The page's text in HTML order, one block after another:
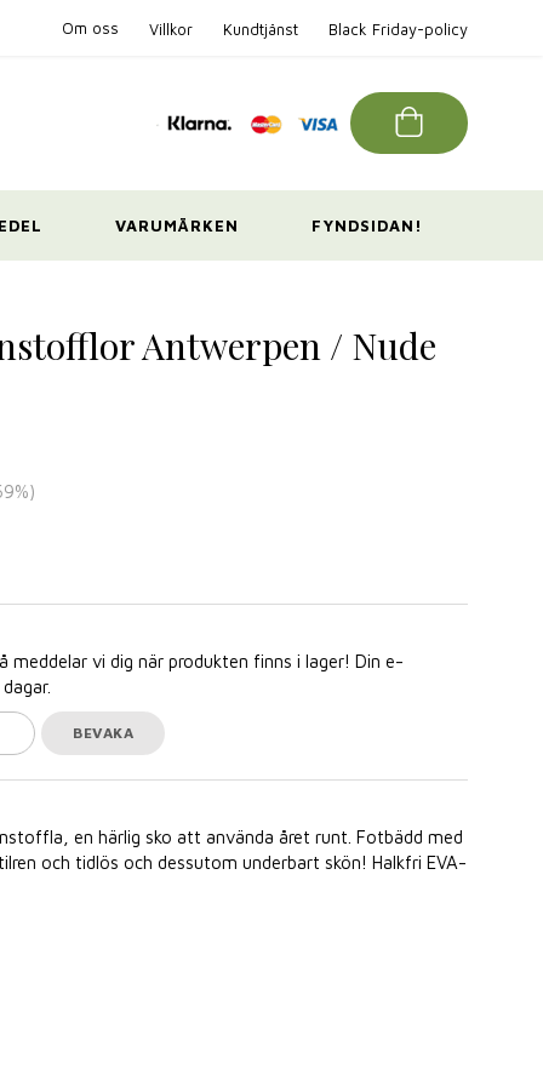
Om oss Villkor Kundtjänst Black Friday-policy
VARUMÄRKEN FYNDSIDAN!
Antwerpen / Nude
%)
meddelar vi dig när produkten finns i lager! Din e-
BEVAKA
en härlig sko att använda året runt. Fotbädd med
och tidlös och dessutom underbart skön! Halkfri EVA-